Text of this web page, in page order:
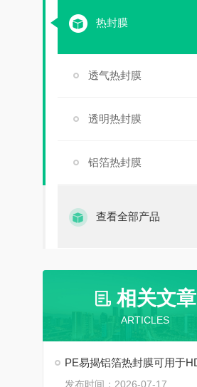
热封膜
透气热封膜
透明热封膜
铝箔热封膜
查看全部产品
相关文章
ARTICLES
发布时间：2026-07-17